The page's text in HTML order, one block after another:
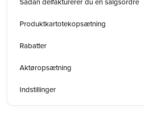
Produktkartotekopsætning
Rabatter
Aktøropsætning
Indstillinger